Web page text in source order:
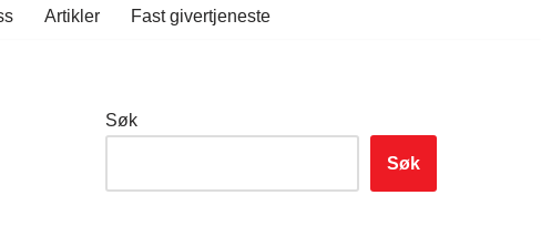
Artikler Fast givertjeneste
Søk
Søk